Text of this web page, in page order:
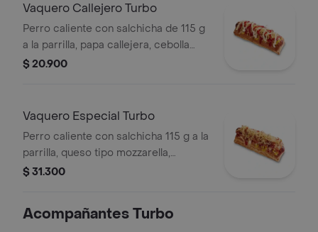
Vaquero Callejero Turbo
Perro caliente con salchicha de 115 g
a la parrilla, papa callejera, cebolla
picada, salsa blanca, salsa de tomate
$ 20.900
Vaquero Especial Turbo
Perro caliente con salchicha 115 g a la
parrilla, queso tipo mozzarella,
tocineta picada, papa callejera,
$ 31.300
Acompañantes Turbo